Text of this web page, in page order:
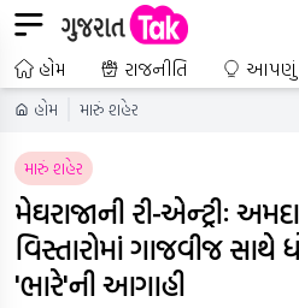
હોમ રાજનીતિ આપણું
હોમ મારું શહેર
મારું શહેર
મેઘરાજાની રી-એન્ટ્રીઃ
વિસ્તારોમાં ગાજવીજ સાથે
'ભારે'ની આગાહી